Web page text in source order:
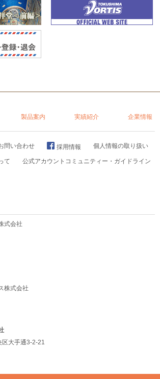
製品案内 実績紹介 企業情報
問い合わせ 採用情報 個人情報の取り扱い
て
公式アカウントコミュニティー・ガイドライン
式会社
株式会社
大手通3-2-21